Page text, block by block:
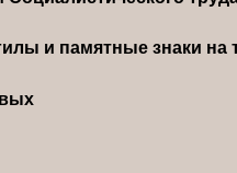
и памятные знаки